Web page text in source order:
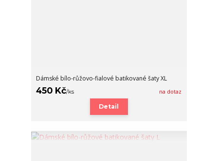
Dámské bílo-růžovo-fialové batikované šaty XL
450 Kč/ks na dotaz
Detail